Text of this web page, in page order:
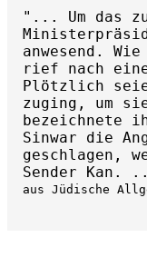
"... Um das
anwesend.
rief nach
Plötzlich
zuging, um
bezeichnete
Sinwar die
geschlagen,
Sender Kan.
aus Jüdische